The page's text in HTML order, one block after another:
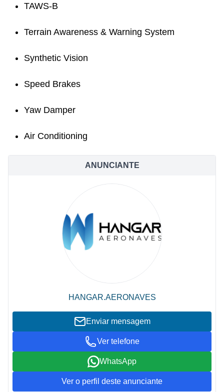
TAWS-B
Terrain Awareness & Warning System
Synthetic Vision
Speed Brakes
Yaw Damper
Air Conditioning
ANUNCIANTE
HANGAR.AERONAVES
Enviar mensagem
Ver telefone
WhatsApp
Ver o perfil deste anunciante